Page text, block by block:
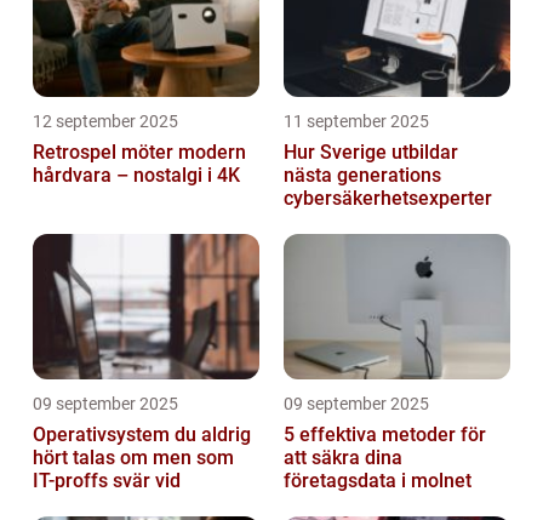
12 september 2025
Retrospel möter modern
hårdvara – nostalgi i 4K
11 september 2025
Hur Sverige utbildar
nästa generations
cybersäkerhetsexperter
09 september 2025
Operativsystem du aldrig
hört talas om men som
IT-proffs svär vid
09 september 2025
5 effektiva metoder för
att säkra dina
företagsdata i molnet